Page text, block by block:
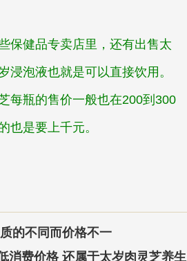
保健品专卖店里，还有出售太
浸泡液也就是可以直接饮用。
每瓶的售价一般也在200到300
也是要上千元。
的不同而价格不一
消费价格 还属于太岁肉灵芝养生